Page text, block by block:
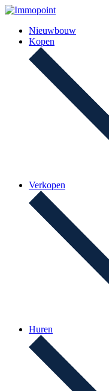
Nieuwbouw
Kopen
Verkopen
Huren